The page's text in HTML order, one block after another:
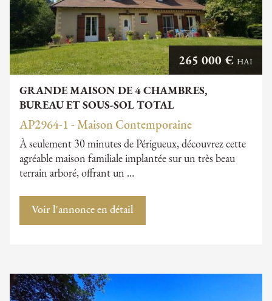
GRANDE MAISON DE 4 CHAMBRES,
BUREAU ET SOUS-SOL TOTAL
265 000 € HAI
AP2964-1 - Maison Contemporaine
À seulement 30 minutes de Périgueux, découvrez cette
agréable maison familiale implantée sur un très beau
terrain arboré, offrant un …
Voir l'annonce en détail